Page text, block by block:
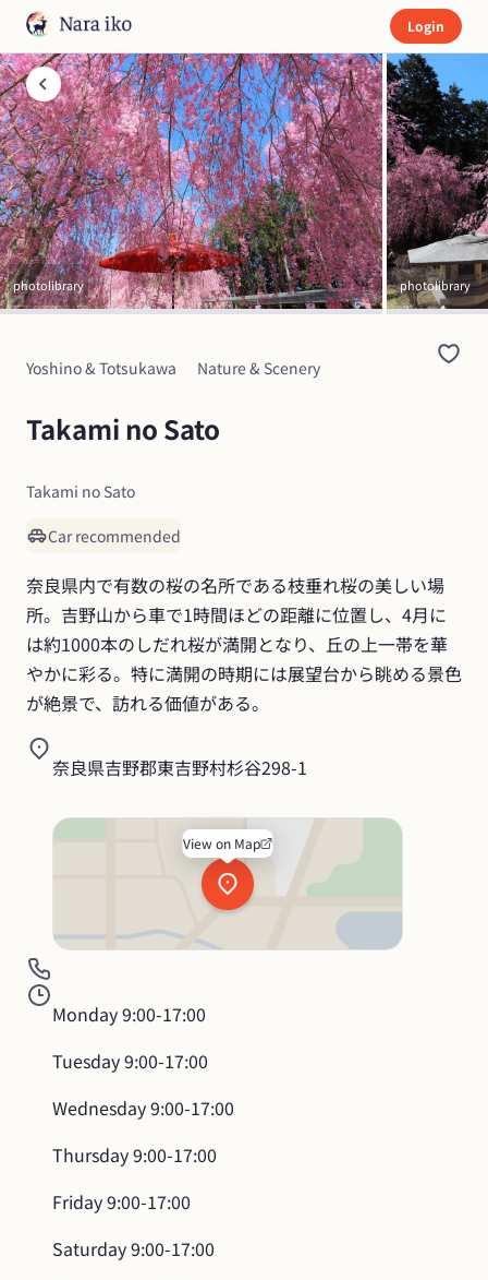
Login
photolibrary photolibrary
Yoshino & Totsukawa Nature & Scenery
Takami no Sato
Takami no Sato
Car recommended
奈良県内で有数の桜の名所である枝垂れ桜の美しい場
所。吉野山から車で1時間ほどの距離に位置し、4月に
は約1000本のしだれ桜が満開となり、丘の上一帯を華
やかに彩る。特に満開の時期には展望台から眺める景色
が絶景で、訪れる価値がある。
奈良県吉野郡東吉野村杉谷298-1
View on Map
Monday9:00-17:00
Tuesday9:00-17:00
Wednesday9:00-17:00
Thursday9:00-17:00
Friday9:00-17:00
Saturday9:00-17:00